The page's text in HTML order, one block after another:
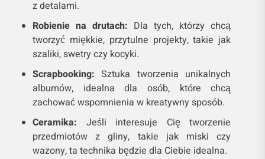
z detalami.
Robienie na drutach: Dla tych, którzy chcą
tworzyć miękkie, przytulne projekty, takie jak
szaliki, swetry czy kocyki.
Scrapbooking: Sztuka tworzenia unikalnych
albumów, idealna dla osób, które chcą
zachować wspomnienia w kreatywny sposób.
Ceramika: Jeśli interesuje Cię tworzenie
przedmiotów z gliny, takie jak miski czy
wazony, ta technika będzie dla Ciebie idealna.